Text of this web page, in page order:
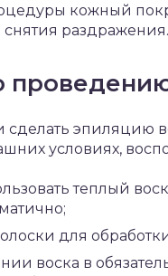
кожный
раздражения.
эпиляцию
условиях,
теплый
для
воска в